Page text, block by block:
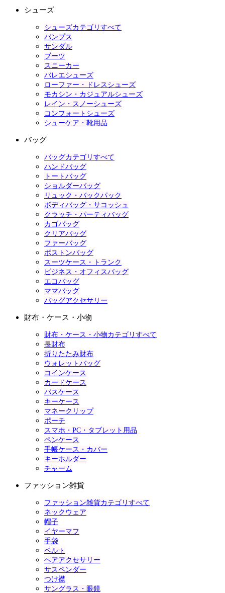
シューズ
シューズカテゴリすべて
パンプス
サンダル
ブーツ
スニーカー
バレエシューズ
ローファー・ドレスシューズ
モカシン・カジュアルシューズ
レイン・スノーシューズ
コンフォートシューズ
シューケア・靴用品
バッグ
バッグカテゴリすべて
ハンドバッグ
トートバッグ
ショルダーバッグ
リュック・バックパック
ボディバッグ・サコッシュ
クラッチ・パーティバッグ
カゴバッグ
クリアバッグ
ファーバッグ
ボストンバッグ
スーツケース・トランク
ビジネス・オフィスバッグ
エコバッグ
ママバッグ
バッグアクセサリー
財布・ケース・小物
財布・ケース・小物カテゴリすべて
長財布
折りたたみ財布
ウォレットバッグ
コインケース
カードケース
パスケース
キーケース
マネークリップ
ポーチ
スマホ・PC・タブレット用品
ペンケース
手帳ケース・カバー
キーホルダー
チャーム
ファッション雑貨
ファッション雑貨カテゴリすべて
ネックウェア
帽子
イヤーマフ
手袋
ベルト
ヘアアクセサリー
サスペンダー
つけ襟
サングラス・眼鏡